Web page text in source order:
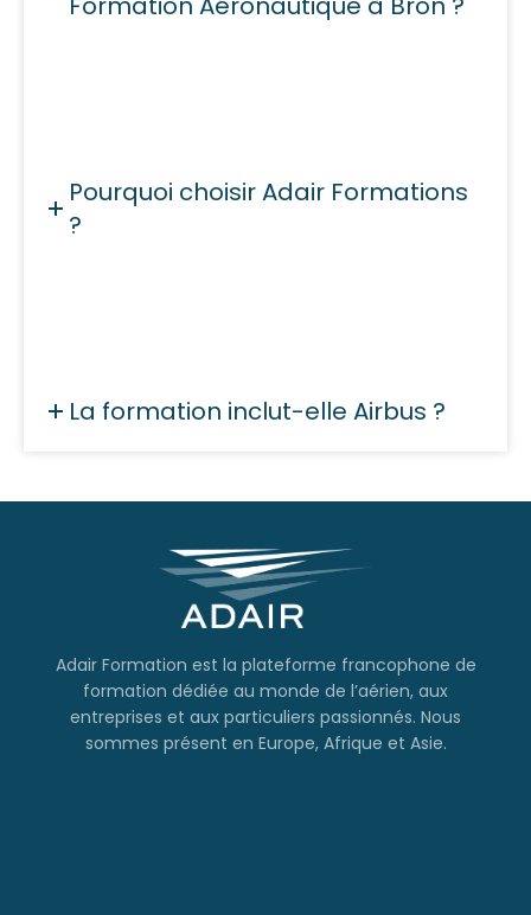
Pourquoi choisir Adair Formations
?
La formation inclut-elle Airbus ?
Adair Formation est la plateforme francophone de
formation dédiée au monde de l’aérien, aux
entreprises et aux particuliers passionnés. Nous
sommes présent en Europe, Afrique et Asie.